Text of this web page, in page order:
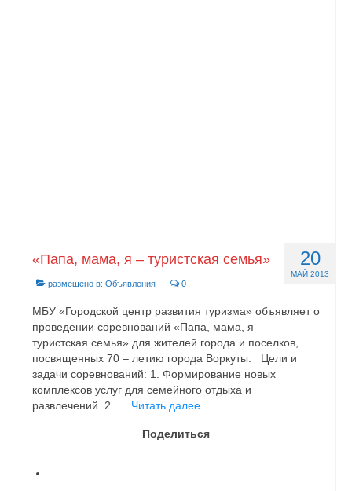
20
МАЙ 2013
«Папа, мама, я – туристская семья»
размещено в: Объявления | 0
МБУ «Городской центр развития туризма» объявляет о
проведении соревнований «Папа, мама, я –
туристская семья» для жителей города и поселков,
посвященных 70 – летию города Воркуты. Цели и
задачи соревнований: 1. Формирование новых
комплексов услуг для семейного отдыха и
развлечений. 2. … Читать далее
Поделиться